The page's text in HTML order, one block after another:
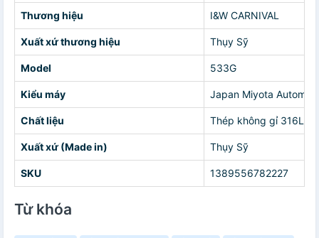
Thương hiệu I&W CARNIVAL
Xuất xứ thương hiệu Thụy Sỹ
Model 533G
Kiểu máy Japan Miyota
Chất liệu Thép không gỉ 316L
Xuất xứ (Made in) Thụy Sỹ
SKU 1389556782227
Từ khóa